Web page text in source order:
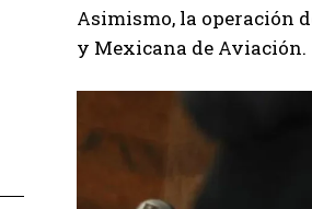
Asimismo, la operación
y Mexicana de Aviación.